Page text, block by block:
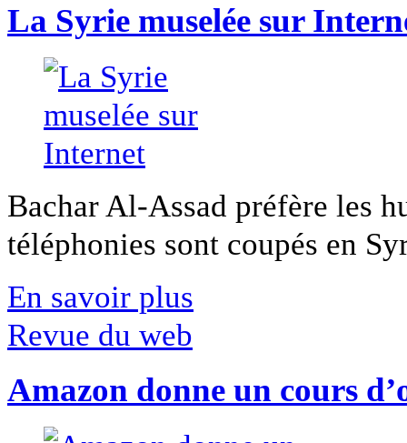
La Syrie muselée sur
Bachar Al-Assad préfère les
téléphonies sont coupés en
En savoir plus
Revue du web
Amazon donne un cours